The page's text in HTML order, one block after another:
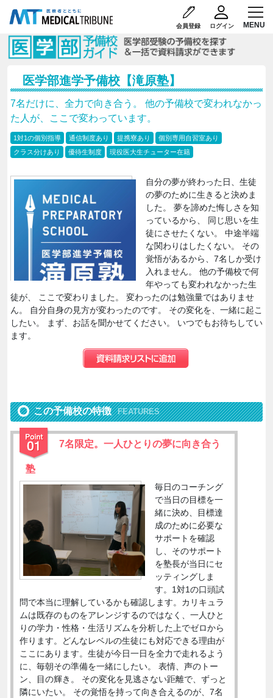
会員登録 ログイン
医学部進学予備校【滝原塾】
7名だけに、全力で向き合う。 他の予備校で変われなかっ
た人が、ここで変わっています。
1対1の個別指導 通信制度あり 提携寮あり
個別専用自習室あり
クラス分けあり
優待生制度 現役医大生チューター在籍
自分の夢が終わった日、生徒
の夢のために生きると決めま
した。 夢を諦めた悔しさを知
っているから、 同じ思いを生
徒にさせたくない。 中途半端
な関わりはしたくない。 その
覚悟があるから、7名しか受け
入れません。 他の予備校で何
年やっても変われなかった生
徒が、 ここで変わりました。 変わったのは勉強量ではありませ
ん。 自分自身の見方が変わったのです。 その変化を、一緒に起こ
したい。 まず、お話を聞かせてください。 いつでもお待ちしてい
ます。
この予備校の特徴 FEATURES
7名限定。一人ひとりの夢に向き合う
塾
毎日のコーチング
で当日の目標を一
緒に決め、目標達
成のために必要な
サポートを確認
し、そのサポート
を塾長が当日にセ
ッティングしま
す。1対1の口頭試
問で本当に理解しているかも確認します。カリキュラ
ムは既存のものをアレンジするのではなく、一人ひと
りの学力・性格・生活リズムを分析した上でゼロから
作ります。どんなレベルの生徒にも対応できる理由が
ここにあります。生徒が今日一日を全力で走れるよう
に、毎朝その準備を一緒にしたい。 表情、声のトー
ン、目の輝き。 その変化を見逃さない距離で、ずっと
隣にいたい。 その覚悟を持って向き合えるのが、7名